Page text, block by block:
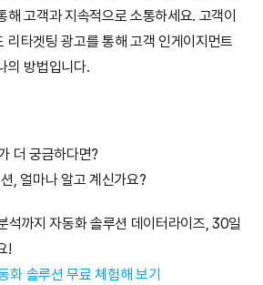
해 고객과 지속적으로 소통하세요. 고객이
리타겟팅 광고를 통해 고객 인게이지먼트
의 방법입니다.
더 궁금하다면?
션, 얼마나 알고 계신가요?
석까지 자동화 솔루션 데이터라이즈, 30일
!
화 솔루션 무료 체험해 보기